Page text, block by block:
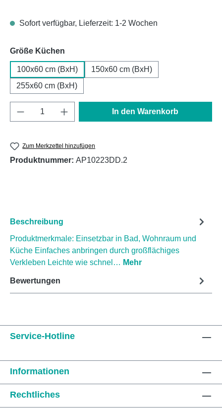
Sofort verfügbar, Lieferzeit: 1-2 Wochen
Größe Küchen
100x60 cm (BxH)
150x60 cm (BxH)
255x60 cm (BxH)
Produkt Anzahl: Gib den gewünschten
In den Warenkorb
Zum Merkzettel hinzufügen
Produktnummer: AP10223DD.2
Beschreibung
Produktmerkmale: Einsetzbar in Bad, Wohnraum und
Küche Einfaches anbringen durch großflächiges
Verkleben Leichte wie schnel… Mehr
Bewertungen
Service-Hotline
Informationen
Rechtliches